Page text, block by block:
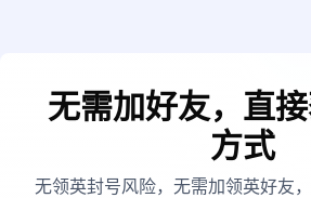
无需加好友，直
方式
无领英封号风险，无需加领英好友